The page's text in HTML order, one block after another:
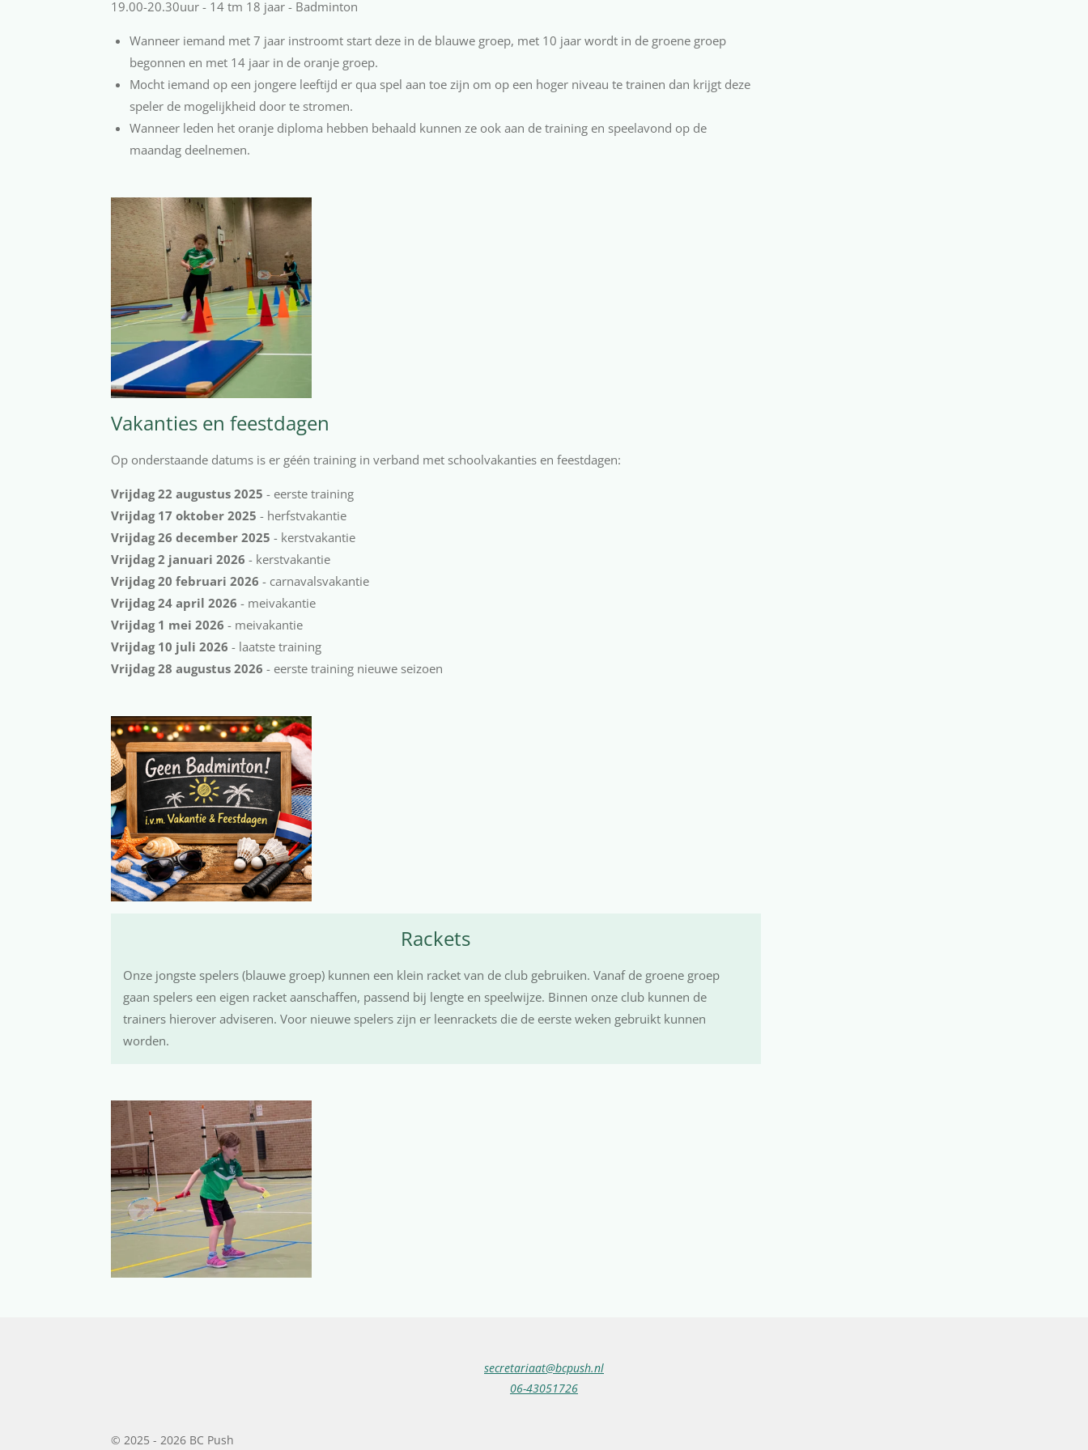
19.00-20.30uur - 14 tm 18 jaar - Badminton
Wanneer iemand met 7 jaar instroomt start deze in de blauwe groep, met 10 jaar wordt in de groene groep
begonnen en met 14 jaar in de oranje groep.
Mocht iemand op een jongere leeftijd er qua spel aan toe zijn om op een hoger niveau te trainen dan krijgt deze
speler de mogelijkheid door te stromen.
Wanneer leden het oranje diploma hebben behaald kunnen ze ook aan de training en speelavond op de
maandag deelnemen.
Vakanties en feestdagen
Op onderstaande datums is er géén training in verband met schoolvakanties en feestdagen:
Vrijdag 22 augustus 2025 - eerste training
Vrijdag 17 oktober 2025 - herfstvakantie
Vrijdag 26 december 2025 - kerstvakantie
Vrijdag 2 januari 2026 - kerstvakantie
Vrijdag 20 februari 2026 - carnavalsvakantie
Vrijdag 24 april 2026 - meivakantie
Vrijdag 1 mei 2026 - meivakantie
Vrijdag 10 juli 2026 - laatste training
Vrijdag 28 augustus 2026 - eerste training nieuwe seizoen
Rackets
Onze jongste spelers (blauwe groep) kunnen een klein racket van de club gebruiken. Vanaf de groene groep
gaan spelers een eigen racket aanschaffen, passend bij lengte en speelwijze. Binnen onze club kunnen de
trainers hierover adviseren. Voor nieuwe spelers zijn er leenrackets die de eerste weken gebruikt kunnen
worden.
secretariaat@bcpush.nl
06-43051726
© 2025 - 2026 BC Push